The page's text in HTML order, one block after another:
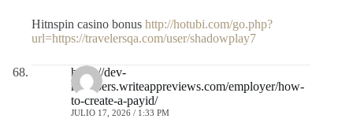
Hitnspin casino bonus http://hotubi.com/go.php?
url=https://travelersqa.com/user/shadowplay7
https://dev-
members.writeappreviews.com/employer/how-
to-create-a-payid/
JULIO 17, 2026 / 1:33 PM